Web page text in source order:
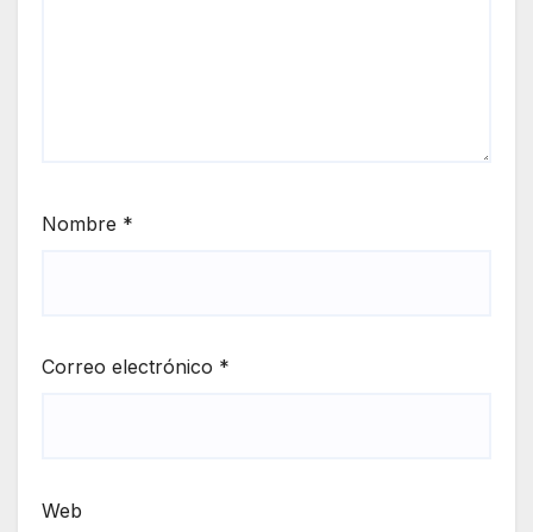
Nombre *
Correo electrónico *
Web